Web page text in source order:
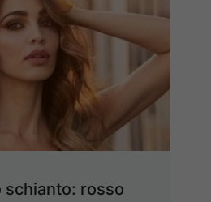
schianto: rosso